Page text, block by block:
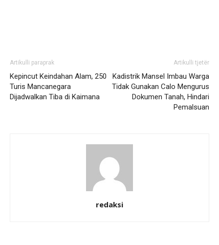
Artikulli paraprak
Kepincut Keindahan Alam, 250
Turis Mancanegara
Dijadwalkan Tiba di Kaimana
Artikulli tjetër
Kadistrik Mansel Imbau Warga
Tidak Gunakan Calo Mengurus
Dokumen Tanah, Hindari
Pemalsuan
redaksi